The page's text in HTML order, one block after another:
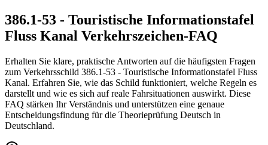
386.1-53 - Touristische Informationstafel
Fluss Kanal Verkehrszeichen-FAQ
Erhalten Sie klare, praktische Antworten auf die häufigsten Fragen
zum Verkehrsschild 386.1-53 - Touristische Informationstafel Fluss
Kanal. Erfahren Sie, wie das Schild funktioniert, welche Regeln es
darstellt und wie es sich auf reale Fahrsituationen auswirkt. Diese
FAQ stärken Ihr Verständnis und unterstützen eine genaue
Entscheidungsfindung für die Theorieprüfung Deutsch in
Deutschland.